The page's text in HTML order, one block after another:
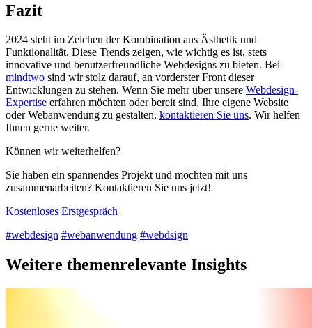
Fazit
2024 steht im Zeichen der Kombination aus Ästhetik und
Funktionalität. Diese Trends zeigen, wie wichtig es ist, stets
innovative und benutzerfreundliche Webdesigns zu bieten. Bei
mindtwo sind wir stolz darauf, an vorderster Front dieser
Entwicklungen zu stehen. Wenn Sie mehr über unsere Webdesign-
Expertise erfahren möchten oder bereit sind, Ihre eigene Website
oder Webanwendung zu gestalten, kontaktieren Sie uns. Wir helfen
Ihnen gerne weiter.
Können wir weiterhelfen?
Sie haben ein spannendes Projekt und möchten mit uns
zusammenarbeiten? Kontaktieren Sie uns jetzt!
Kostenloses Erstgespräch
#webdesign #webanwendung #webdsign
Weitere themenrelevante Insights